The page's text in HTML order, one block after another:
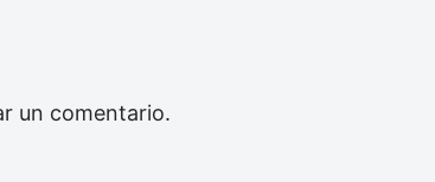
un comentario.